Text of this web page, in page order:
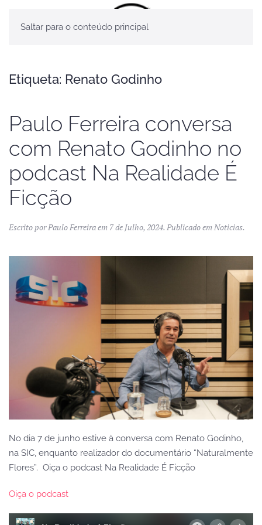
Saltar para o conteúdo principal
Etiqueta: Renato Godinho
Paulo Ferreira conversa
com Renato Godinho no
podcast Na Realidade É
Ficção
Escrito porPaulo Ferreiraem 7 de Julho, 2024. Publicado emNoticias.
No dia 7 de junho estive à conversa com Renato Godinho,
na SIC, enquanto realizador do documentário “Naturalmente
Flores”. Oiça o podcast Na Realidade É Ficção
Oiça o podcast